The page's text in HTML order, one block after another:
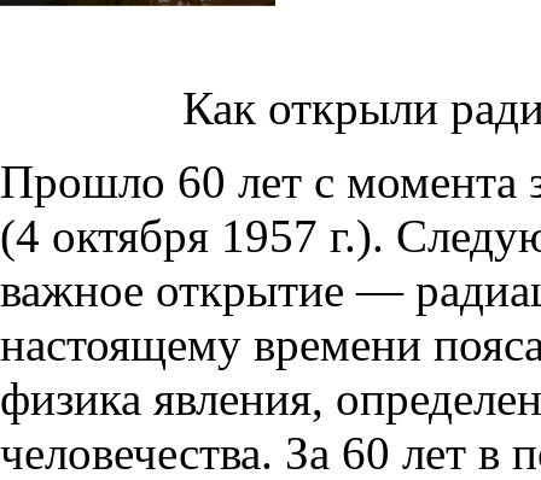
Как открыли
Прошло 60 лет с момента
(4 октября 1957 г.).
важное открытие —
настоящему времени
физика явления,
человечества. За 60 лет в